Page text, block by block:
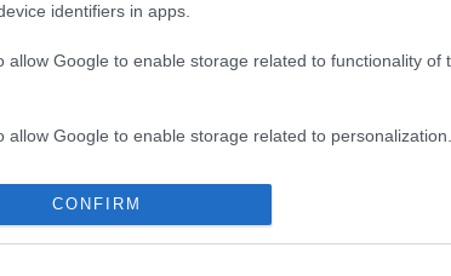
identifiers in apps.
allow Google to enable storage related to functionality of
allow Google to enable storage related to personalization.
allow Google to enable storage related to security,
functionality and fraud prevention, and other user
CONFIRM